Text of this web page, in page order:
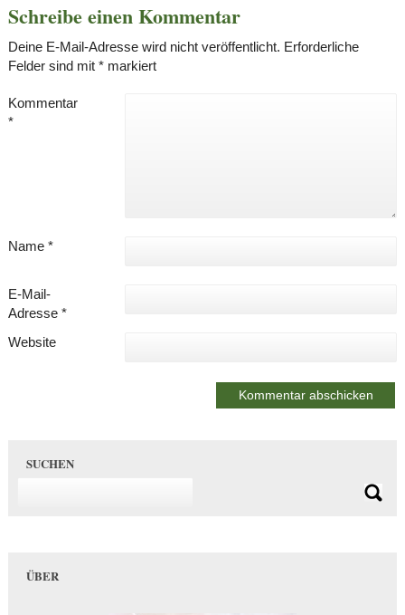
Schreibe einen Kommentar
Deine E-Mail-Adresse wird nicht veröffentlicht. Erforderliche
Felder sind mit *markiert
Kommentar
*
Name *
E-Mail-
Adresse *
Website
SUCHEN
ÜBER